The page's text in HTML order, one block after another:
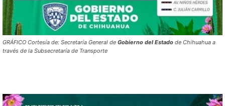
GRÁFICO Cortesía de: Secretaría General de Gobierno del Estado de Chihuahua a
través de la Subsecretaría de Transporte